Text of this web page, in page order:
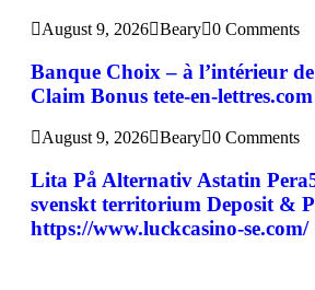
August 9, 2026 Beary 0 Comments
Banque Choix – à l’intérieur
Claim Bonus tete-en-lettres.com
August 9, 2026 Beary 0 Comments
Lita På Alternativ Astatin
svenskt territorium Deposit &
https://www.luckcasino-se.com/